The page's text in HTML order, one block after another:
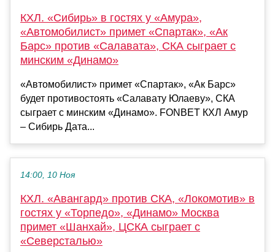
КХЛ. «Сибирь» в гостях у «Амура»,
«Автомобилист» примет «Спартак», «Ак
Барс» против «Салавата», СКА сыграет с
минским «Динамо»
«Автомобилист» примет «Спартак», «Ак Барс»
будет противостоять «Салавату Юлаеву», СКА
сыграет с минским «Динамо». FONBET КХЛ Амур
– Сибирь Дата...
14:00, 10 Ноя
КХЛ. «Авангард» против СКА, «Локомотив» в
гостях у «Торпедо», «Динамо» Москва
примет «Шанхай», ЦСКА сыграет с
«Северсталью»